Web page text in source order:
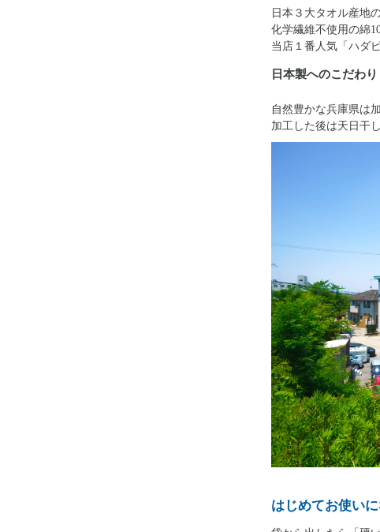
日本３大タオル産地
化学繊維不使用の綿
当店１番人気「ハダ
日本製へのこだわり
自然豊かな兵庫県は
加工した後は天日干
はじめてお使い